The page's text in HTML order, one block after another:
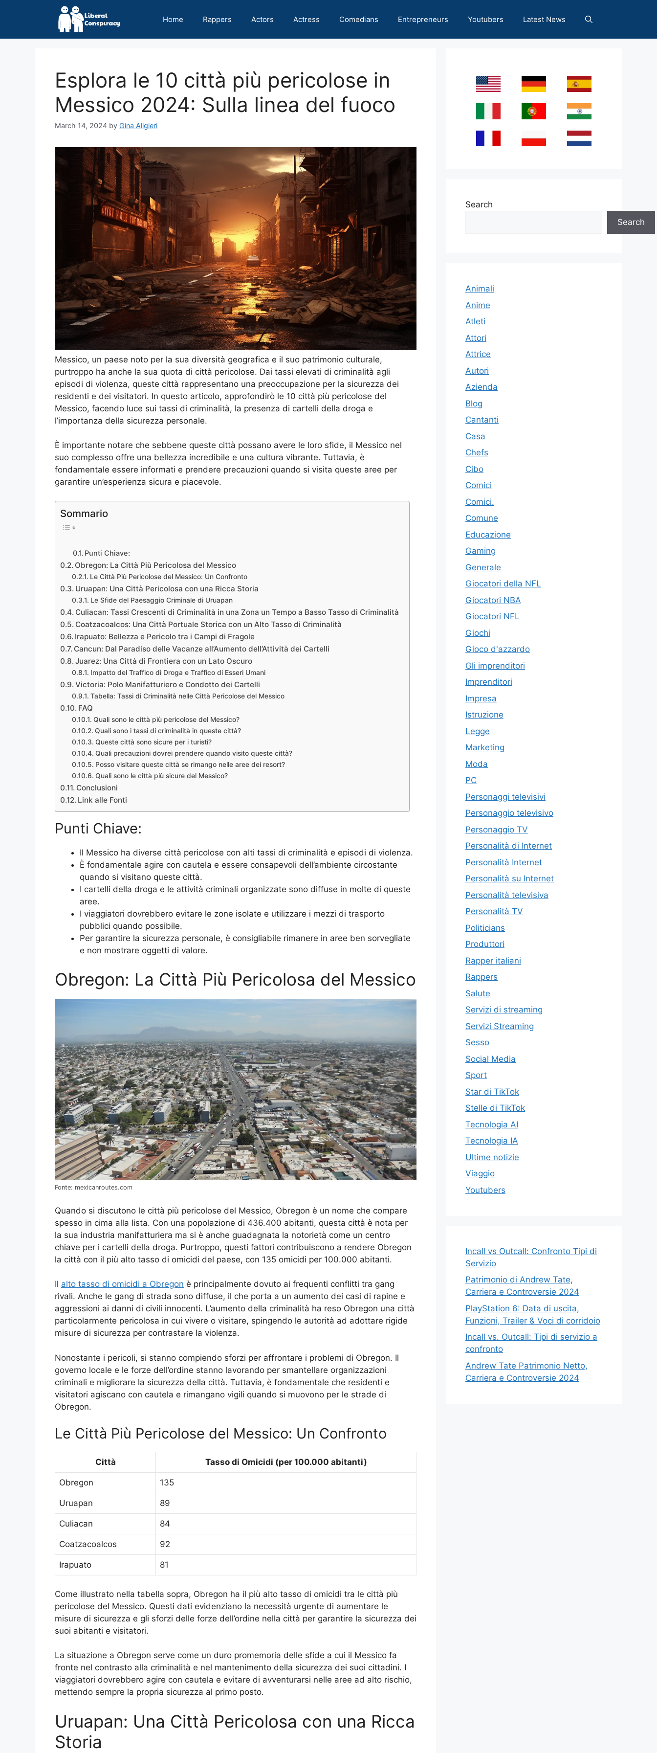
Home Rappers Actors Actress Comedians Entrepreneurs Youtubers Latest News
Esplora le 10 città più pericolose in
Messico 2024: Sulla linea del fuoco
March 14, 2024 by Gina Aligieri
Messico, un paese noto per la sua diversità geografica e il suo patrimonio culturale,
purtroppo ha anche la sua quota di città pericolose. Dai tassi elevati di criminalità agli
episodi di violenza, queste città rappresentano una preoccupazione per la sicurezza dei
residenti e dei visitatori. In questo articolo, approfondirò le 10 città più pericolose del
Messico, facendo luce sui tassi di criminalità, la presenza di cartelli della droga e
l’importanza della sicurezza personale.
È importante notare che sebbene queste città possano avere le loro sfide, il Messico nel
suo complesso offre una bellezza incredibile e una cultura vibrante. Tuttavia, è
fondamentale essere informati e prendere precauzioni quando si visita queste aree per
garantire un’esperienza sicura e piacevole.
Sommario
Punti Chiave:
Obregon: La Città Più Pericolosa del Messico
Le Città Più Pericolose del Messico: Un Confronto
Uruapan: Una Città Pericolosa con una Ricca Storia
Le Sfide del Paesaggio Criminale di Uruapan
Culiacan: Tassi Crescenti di Criminalità in una Zona un Tempo a Basso Tasso di Criminalità
Coatzacoalcos: Una Città Portuale Storica con un Alto Tasso di Criminalità
Irapuato: Bellezza e Pericolo tra i Campi di Fragole
Cancun: Dal Paradiso delle Vacanze all’Aumento dell’Attività dei Cartelli
Juarez: Una Città di Frontiera con un Lato Oscuro
Impatto del Traffico di Droga e Traffico di Esseri Umani
Victoria: Polo Manifatturiero e Condotto dei Cartelli
Tabella: Tassi di Criminalità nelle Città Pericolose del Messico
FAQ
Quali sono le città più pericolose del Messico?
Quali sono i tassi di criminalità in queste città?
Queste città sono sicure per i turisti?
Quali precauzioni dovrei prendere quando visito queste città?
Posso visitare queste città se rimango nelle aree dei resort?
Quali sono le città più sicure del Messico?
Conclusioni
Link alle Fonti
Punti Chiave:
Il Messico ha diverse città pericolose con alti tassi di criminalità e episodi di violenza.
È fondamentale agire con cautela e essere consapevoli dell’ambiente circostante
quando si visitano queste città.
I cartelli della droga e le attività criminali organizzate sono diffuse in molte di queste
aree.
I viaggiatori dovrebbero evitare le zone isolate e utilizzare i mezzi di trasporto
pubblici quando possibile.
Per garantire la sicurezza personale, è consigliabile rimanere in aree ben sorvegliate
e non mostrare oggetti di valore.
Obregon: La Città Più Pericolosa del Messico
Fonte: mexicanroutes.com
Quando si discutono le città più pericolose del Messico, Obregon è un nome che compare
spesso in cima alla lista. Con una popolazione di 436.400 abitanti, questa città è nota per
la sua industria manifatturiera ma si è anche guadagnata la notorietà come un centro
chiave per i cartelli della droga. Purtroppo, questi fattori contribuiscono a rendere Obregon
la città con il più alto tasso di omicidi del paese, con 135 omicidi per 100.000 abitanti.
Il alto tasso di omicidi a Obregon è principalmente dovuto ai frequenti conflitti tra gang
rivali. Anche le gang di strada sono diffuse, il che porta a un aumento dei casi di rapine e
aggressioni ai danni di civili innocenti. L’aumento della criminalità ha reso Obregon una città
particolarmente pericolosa in cui vivere o visitare, spingendo le autorità ad adottare rigide
misure di sicurezza per contrastare la violenza.
Nonostante i pericoli, si stanno compiendo sforzi per affrontare i problemi di Obregon. Il
governo locale e le forze dell’ordine stanno lavorando per smantellare organizzazioni
criminali e migliorare la sicurezza della città. Tuttavia, è fondamentale che residenti e
visitatori agiscano con cautela e rimangano vigili quando si muovono per le strade di
Obregon.
Le Città Più Pericolose del Messico: Un Confronto
Città Tasso di Omicidi (per 100.000 abitanti)
Obregon 135
Uruapan 89
Culiacan 84
Coatzacoalcos 92
Irapuato 81
Come illustrato nella tabella sopra, Obregon ha il più alto tasso di omicidi tra le città più
pericolose del Messico. Questi dati evidenziano la necessità urgente di aumentare le
misure di sicurezza e gli sforzi delle forze dell’ordine nella città per garantire la sicurezza dei
suoi abitanti e visitatori.
La situazione a Obregon serve come un duro promemoria delle sfide a cui il Messico fa
fronte nel contrasto alla criminalità e nel mantenimento della sicurezza dei suoi cittadini. I
viaggiatori dovrebbero agire con cautela e evitare di avventurarsi nelle aree ad alto rischio,
mettendo sempre la propria sicurezza al primo posto.
Uruapan: Una Città Pericolosa con una Ricca
Storia
Search
Search
Animali
Anime
Atleti
Attori
Attrice
Autori
Azienda
Blog
Cantanti
Casa
Chefs
Cibo
Comici
Comici.
Comune
Educazione
Gaming
Generale
Giocatori della NFL
Giocatori NBA
Giocatori NFL
Giochi
Gioco d'azzardo
Gli imprenditori
Imprenditori
Impresa
Istruzione
Legge
Marketing
Moda
PC
Personaggi televisivi
Personaggio televisivo
Personaggio TV
Personalità di Internet
Personalità Internet
Personalità su Internet
Personalità televisiva
Personalità TV
Politicians
Produttori
Rapper italiani
Rappers
Salute
Servizi di streaming
Servizi Streaming
Sesso
Social Media
Sport
Star di TikTok
Stelle di TikTok
Tecnologia AI
Tecnologia IA
Ultime notizie
Viaggio
Youtubers
Incall vs Outcall: Confronto Tipi di
Servizio
Patrimonio di Andrew Tate,
Carriera e Controversie 2024
PlayStation 6: Data di uscita,
Funzioni, Trailer & Voci di corridoio
Incall vs. Outcall: Tipi di servizio a
confronto
Andrew Tate Patrimonio Netto,
Carriera e Controversie 2024